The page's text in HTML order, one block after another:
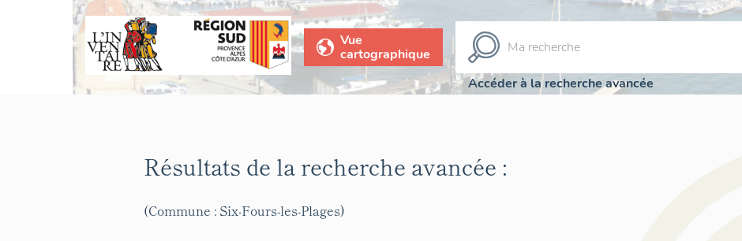
Vue
cartographique
Accéder à la recherche avancée
Résultats de la recherche avancée :
(Commune : Six-Fours-les-Plages)